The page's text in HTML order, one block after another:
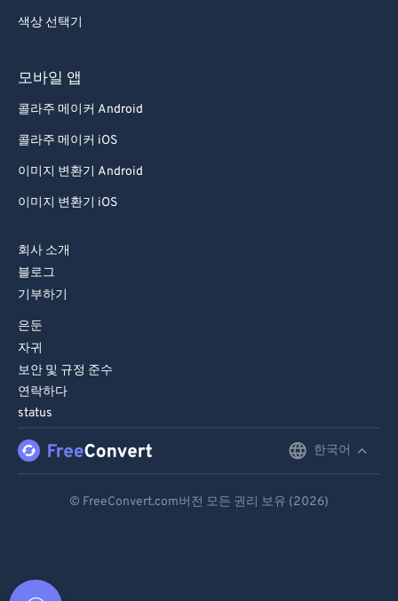
색상 선택기
모바일 앱
콜라주 메이커 Android
콜라주 메이커 iOS
이미지 변환기 Android
이미지 변환기 iOS
회사 소개
블로그
기부하기
은둔
자귀
보안 및 규정 준수
연락하다
status
한국어
© FreeConvert.com버전 모든 권리 보유 (2026)